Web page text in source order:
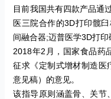
目前我国共有四款产品通
医三院合作的3D打印髋
间融合器;迈普医学3D打印
2018年2 月，国家食品药
征求《定制式增材制造医
意见稿）的意见。
该指导原则涵盖骨、关节